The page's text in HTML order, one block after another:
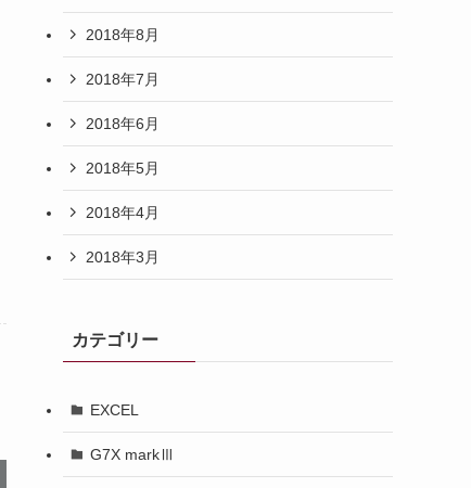
2018年8月
2018年7月
2018年6月
2018年5月
2018年4月
2018年3月
カテゴリー
EXCEL
G7X markⅢ